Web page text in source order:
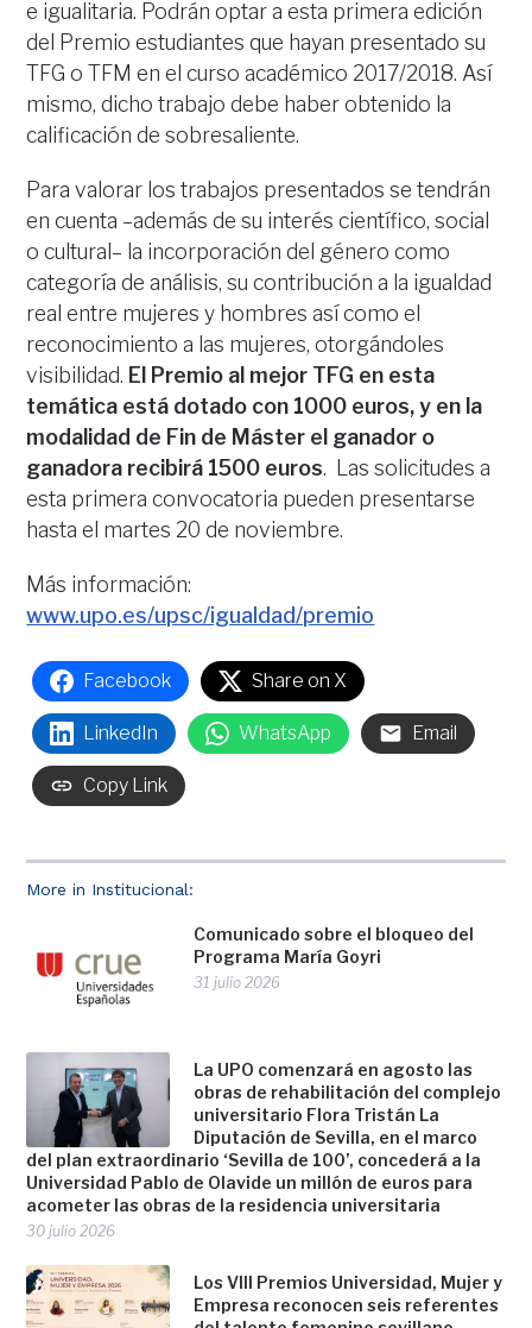
More in Institucional:
Comunicado sobre el bloqueo del
Programa María Goyri
31 julio 2026
La UPO comenzará en agosto las
obras de rehabilitación del complejo
universitario Flora Tristán La
Diputación de Sevilla, en el marco
del plan extraordinario ‘Sevilla de 100’, concederá a la
Universidad Pablo de Olavide un millón de euros para
acometer las obras de la residencia universitaria
30 julio 2026
Los VIII Premios Universidad, Mujer y
Empresa reconocen seis referentes
e igualitaria. Podrán optar a esta primera edición
del Premio estudiantes que hayan presentado su
TFG o TFM en el curso académico 2017/2018. Así
mismo, dicho trabajo debe haber obtenido la
calificación de sobresaliente.
Para valorar los trabajos presentados se tendrán
en cuenta –además de su interés científico, social
o cultural– la incorporación del género como
categoría de análisis, su contribución a la igualdad
real entre mujeres y hombres así como el
reconocimiento a las mujeres, otorgándoles
visibilidad. El Premio al mejor TFG en esta
temática está dotado con 1000 euros, y en la
modalidad de Fin de Máster el ganador o
ganadora recibirá 1500 euros. Las solicitudes a
esta primera convocatoria pueden presentarse
hasta el martes 20 de noviembre.
Más información:
www.upo.es/upsc/igualdad/premio
Facebook Share on X
LinkedIn WhatsApp Email
Copy Link